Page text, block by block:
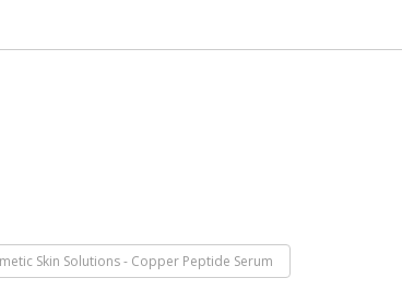
Skin Solutions - Copper Peptide Serum